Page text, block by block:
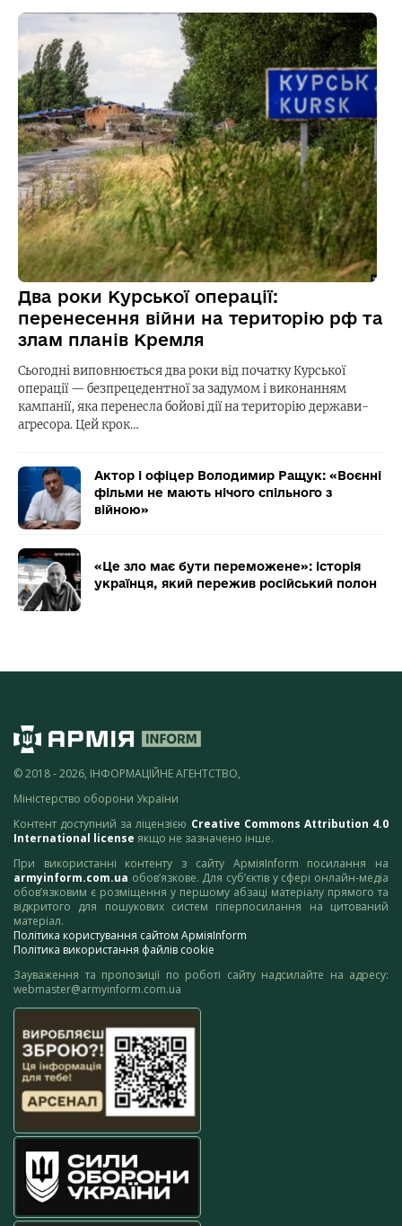
Два роки Курської операції:
перенесення війни на територію рф та
злам планів Кремля
Сьогодні виповнюється два роки від початку Курської
операції — безпрецедентної за задумом і виконанням
кампанії, яка перенесла бойові дії на територію держави-
агресора. Цей крок…
Актор і офіцер Володимир Ращук: «Воєнні
фільми не мають нічого спільного з
війною»
«Це зло має бути переможене»: історія
українця, який пережив російський полон
© 2018 - 2026, ІНФОРМАЦІЙНЕ АГЕНТСТВО,
Міністерство оборони України
Контент доступний за ліцензією Creative Commons Attribution 4.0
International license якщо не зазначено інше.
При використанні контенту з сайту АрміяInform посилання на
armyinform.com.ua обов’язкове. Для суб’єктів у сфері онлайн-медіа
обов’язковим є розміщення у першому абзаці матеріалу прямого та
відкритого для пошукових систем гіперпосилання на цитований
матеріал.
Політика користування сайтом АрміяInform
Політика використання файлів cookie
Зауваження та пропозиції по роботі сайту надсилайте на адресу:
webmaster@armyinform.com.ua